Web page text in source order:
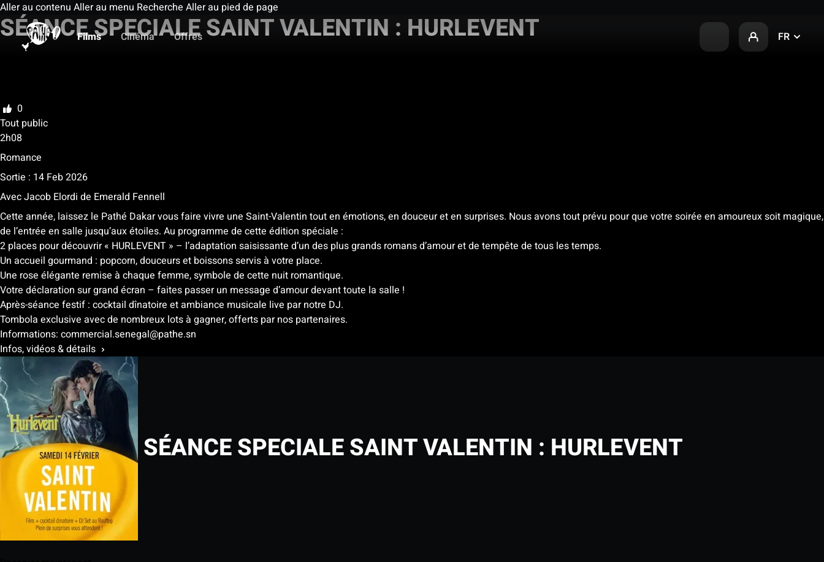
Aller au contenu Aller au menu Recherche Aller au pied de page
Films
Cinéma Offres FR
SÉANCE SPECIALE SAINT VALENTIN : HURLEVENT
0
Tout public
2h08
Romance
Sortie : 14 Feb 2026
AvecJacob Elordi de Emerald Fennell
Cette année, laissez le Pathé Dakar vous faire vivre une Saint-Valentin tout en émotions, en douceur et en surprises. Nous avons tout prévu pour que votre soirée en amoureux soit magique,
de l’entrée en salle jusqu’aux étoiles. Au programme de cette édition spéciale :
2 places pour découvrir « HURLEVENT » – l’adaptation saisissante d’un des plus grands romans d’amour et de tempête de tous les temps.
Un accueil gourmand : popcorn, douceurs et boissons servis à votre place.
Une rose élégante remise à chaque femme, symbole de cette nuit romantique.
Votre déclaration sur grand écran – faites passer un message d’amour devant toute la salle !
Après-séance festif : cocktail dînatoire et ambiance musicale live par notre DJ.
Tombola exclusive avec de nombreux lots à gagner, offerts par nos partenaires.
Informations: commercial.senegal@pathe.sn
Infos, vidéos & détails
SÉANCE SPECIALE SAINT VALENTIN : HURLEVENT